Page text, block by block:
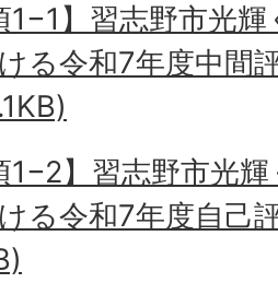
1−1】習志野市光
る令和7年度中間
1−2】習志野市光
る令和7年度自己